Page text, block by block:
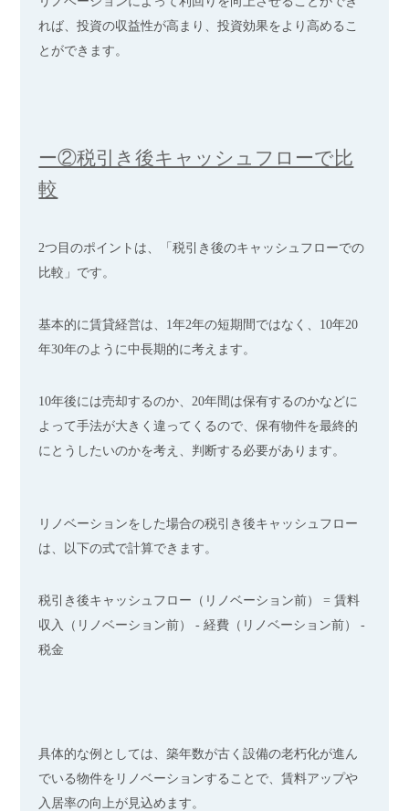
れば、投資の収益性が高まり、投資効果をより高めるこ
とができます。
ー②税引き後キャッシュフローで比
較
2つ目のポイントは、「税引き後のキャッシュフローでの
比較」です。
基本的に賃貸経営は、1年2年の短期間ではなく、10年20
年30年のように中長期的に考えます。
10年後には売却するのか、20年間は保有するのかなどに
よって手法が大きく違ってくるので、保有物件を最終的
にとうしたいのかを考え、判断する必要があります。
リノベーションをした場合の税引き後キャッシュフロー
は、以下の式で計算できます。
税引き後キャッシュフロー（リノベーション前） = 賃料
収入（リノベーション前） - 経費（リノベーション前） -
税金
具体的な例としては、築年数が古く設備の老朽化が進ん
でいる物件をリノベーションすることで、賃料アップや
入居率の向上が見込めます。